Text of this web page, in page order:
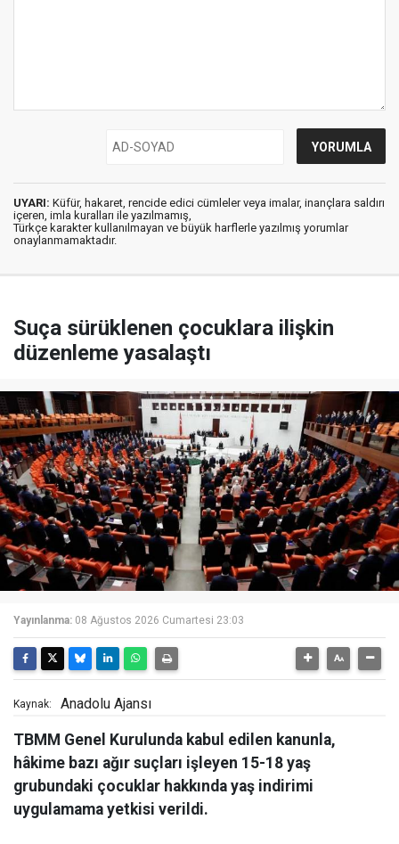
UYARI: Küfür, hakaret, rencide edici cümleler veya imalar, inançlara saldırı
içeren, imla kuralları ile yazılmamış,
Türkçe karakter kullanılmayan ve büyük harflerle yazılmış yorumlar
onaylanmamaktadır.
Suça sürüklenen çocuklara ilişkin
düzenleme yasalaştı
Yayınlanma: 08 Ağustos 2026 Cumartesi 23:03
Kaynak: Anadolu Ajansı
TBMM Genel Kurulunda kabul edilen kanunla,
hâkime bazı ağır suçları işleyen 15-18 yaş
grubundaki çocuklar hakkında yaş indirimi
uygulamama yetkisi verildi.